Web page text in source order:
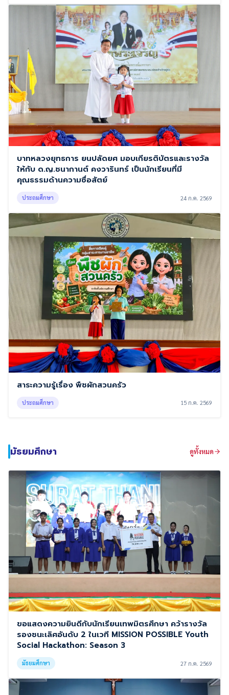
บาทหลวงยุทธการ ยนปลัดยศ มอบเกียรติบัตรและรางวัล
ให้กับ ด.ญ.ชนากานต์ คงวารินทร์ เป็นนักเรียนที่มี
คุณธรรมด้านความซื่อสัตย์
ประถมศึกษา 24 ก.ค. 2569
สาระความรู้เรื่อง พืชผักสวนครัว
ประถมศึกษา 15 ก.ค. 2569
มัธยมศึกษา ดูทั้งหมด
ขอแสดงความยินดีกับนักเรียนเทพมิตรศึกษา คว้ารางวัล
รองชนะเลิศอันดับ 2 ในเวที MISSION POSSIBLE Youth
Social Hackathon: Season 3
มัธยมศึกษา 27 ก.ค. 2569